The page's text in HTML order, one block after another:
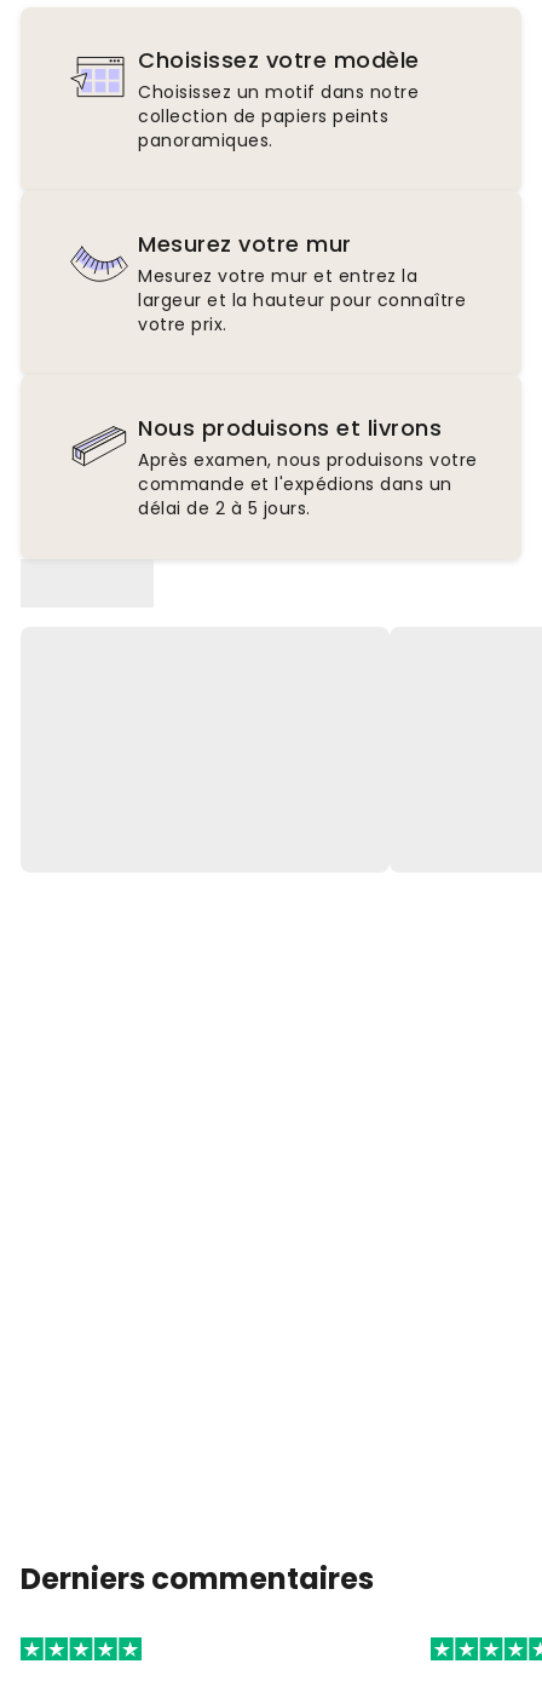
Choisissez votre modèle
Choisissez un motif dans notre
collection de papiers peints
panoramiques.
Mesurez votre mur
Mesurez votre mur et entrez la
largeur et la hauteur pour connaître
votre prix.
Nous produisons et livrons
Après examen, nous produisons votre
commande et l'expédions dans un
délai de 2 à 5 jours.
Derniers commentaires